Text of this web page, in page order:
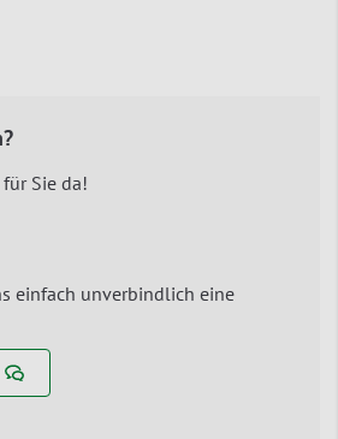
Sie da!
einfach unverbindlich eine